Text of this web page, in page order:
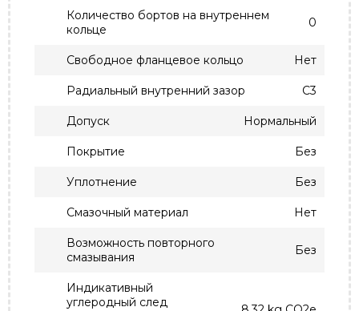
Количество бортов на внутреннем
кольце
0
Свободное фланцевое кольцо Нет
Радиальный внутренний зазор C3
Допуск Нормальный
Покрытие Без
Уплотнение Без
Смазочный материал Нет
Возможность повторного
смазывания
Без
Индикативный
углеродный след